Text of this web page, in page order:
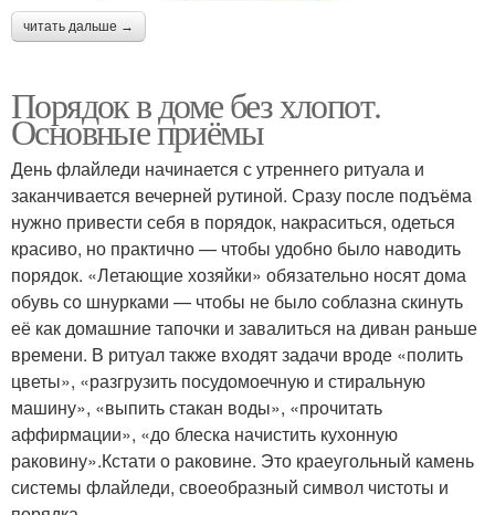
читать дальше →
Порядок в доме без хлопот.
Основные приёмы
День флайледи начинается с утреннего ритуала и
заканчивается вечерней рутиной. Сразу после подъёма
нужно привести себя в порядок, накраситься, одеться
красиво, но практично — чтобы удобно было наводить
порядок. «Летающие хозяйки» обязательно носят дома
обувь со шнурками — чтобы не было соблазна скинуть
её как домашние тапочки и завалиться на диван раньше
времени. В ритуал также входят задачи вроде «полить
цветы», «разгрузить посудомоечную и стиральную
машину», «выпить стакан воды», «прочитать
аффирмации», «до блеска начистить кухонную
раковину».Кстати о раковине. Это краеугольный камень
системы флайледи, своеобразный символ чистоты и